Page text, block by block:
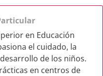
en Educación
el cuidado, la
de los niños.
en centros de